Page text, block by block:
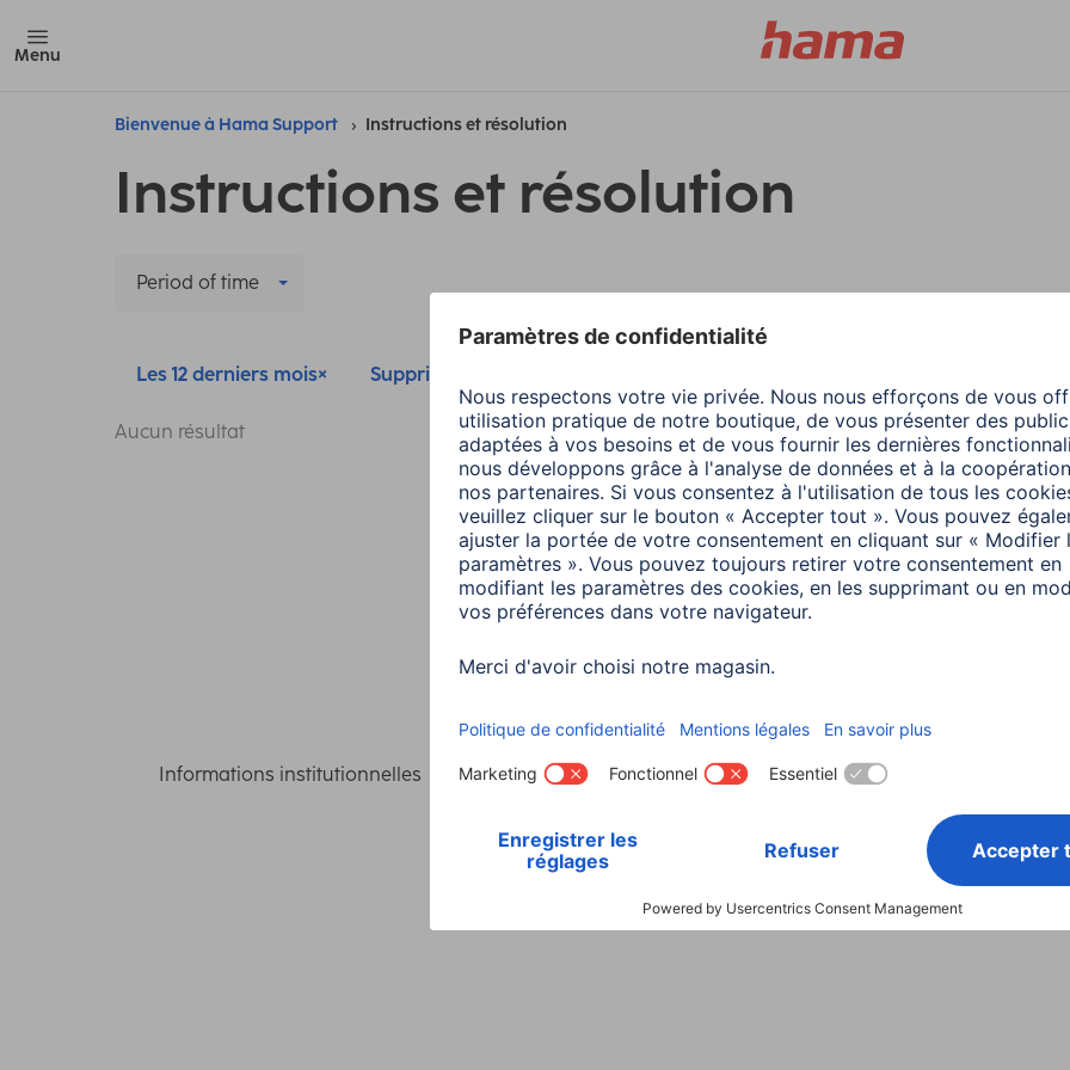
Menu
Bienvenue à Hama Support Instructions et résolution
Instructions et résolution
Period of time
Les 12 derniers mois Supprimer tous les filtres
Aucun résultat
Choisissez un pays
Informations institutionnelles Confidentialité et Securité Conditions de garantie